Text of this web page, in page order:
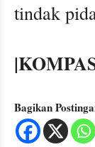
tindak
Bagikan